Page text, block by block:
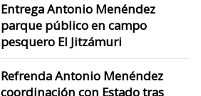
Entrega Antonio Menéndez
parque público en campo
pesquero El Jitzámuri
Refrenda Antonio Menéndez
coordinación con Estado tras